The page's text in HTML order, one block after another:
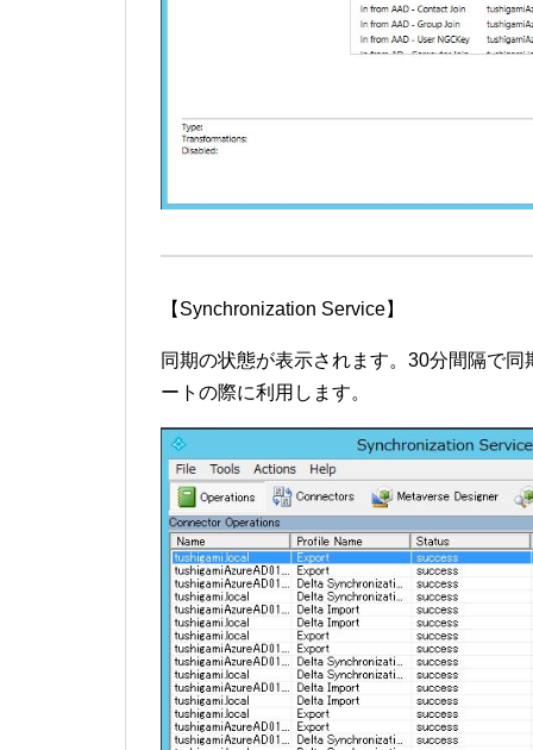
【Synchronization Service】
同期の状態が表示されます。30分間隔で
ートの際に利用します。